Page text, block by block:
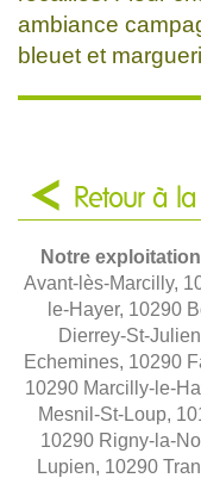
ambiance
bleuet et
Retour à
Notre
Avant-lès-Marcilly,
le-Hayer, 10290
Dierrey-St-
Echemines, 10290
10290 Marcilly-le-
Mesnil-St-Loup,
10290 Rigny-la-
Lupien, 10290